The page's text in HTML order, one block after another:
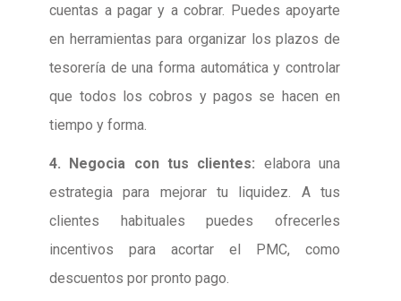
cuentas a pagar y a cobrar. Puedes apoyarte
en herramientas para organizar los plazos de
tesorería de una forma automática y controlar
que todos los cobros y pagos se hacen en
tiempo y forma.
4. Negocia con tus clientes: elabora una
estrategia para mejorar tu liquidez. A tus
clientes habituales puedes ofrecerles
incentivos para acortar el PMC, como
descuentos por pronto pago.